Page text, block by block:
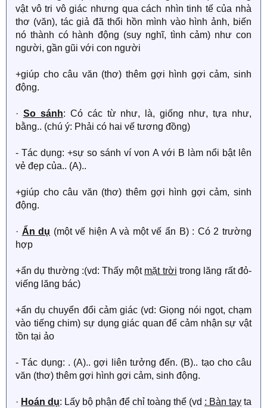
vật vô tri vô giác nhưng qua cách nhìn tinh tế của nhà
thơ (văn), tác giả đã thổi hồn mình vào hình ảnh, biến
nó thành có hành động (suy nghĩ, tình cảm) như con
người, gần gũi với con người
+giúp cho câu văn (thơ) thêm gợi hình gợi cảm, sinh
động.
· So sánh: Có các từ như, là, giống như, tựa như,
bằng.. (chú ý: Phải có hai vế tương đồng)
- Tác dụng: +sự so sánh ví von A với B làm nổi bật lên
vẻ đẹp của.. (A)..
+giúp cho câu văn (thơ) thêm gợi hình gợi cảm, sinh
động.
· Ẩn dụ (một vế hiện A và một vế ẩn B) : Có 2 trường
hợp
+ẩn dụ thường :(vd: Thấy một mặt trời trong lăng rất đỏ-
viếng lăng bác)
+ẩn dụ chuyển đổi cảm giác (vd: Giọng nói ngọt, chạm
vào tiếng chim) sự dụng giác quan để cảm nhận sự vật
tồn tại ảo
- Tác dụng: . (A).. gợi liên tưởng đến. (B).. tạo cho câu
văn (thơ) thêm gợi hình gợi cảm, sinh động.
· Hoán dụ: Lấy bộ phận để chỉ toàng thể (vd : Bàn tay ta